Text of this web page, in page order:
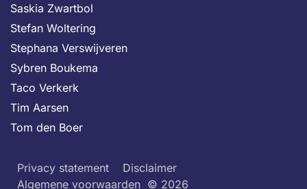
Saskia Zwartbol
Stefan Woltering
Stephana Verswijveren
Sybren Boukema
Taco Verkerk
Tim Aarsen
Tom den Boer
Privacy statement
Disclaimer
Algemene voorwaarden © 2026